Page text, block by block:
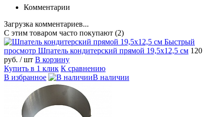
Комментарии
Загрузка комментариев...
С этим товаром часто покупают (2)
Быстрый
просмотр Шпатель кондитерский прямой 19,5х12,5 см 120
руб. / шт В корзину
Купить в 1 клик К сравнению
В избранное
В наличии